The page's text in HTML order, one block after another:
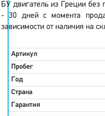
БУ двигатель из Греции без
- 30 дней с момента
зависимости от наличия на
Артикул
Пробег
Год
Страна
Гарантия